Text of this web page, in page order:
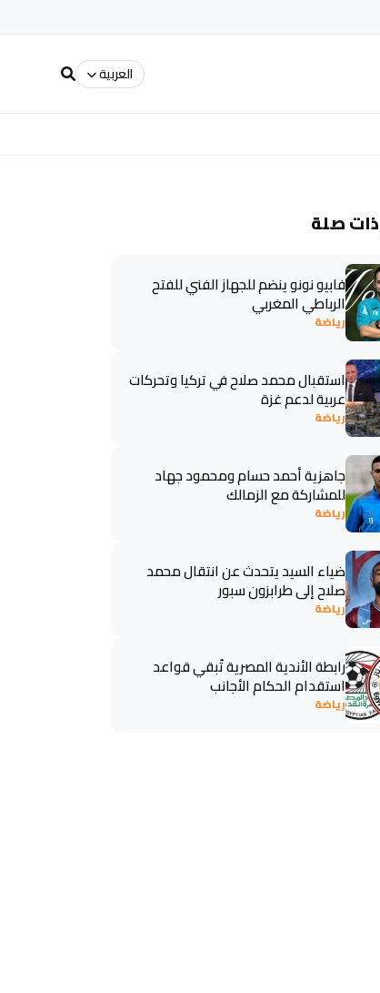
العربية
ذات صلة
فابيو نونو ينضم للجهاز الفني للفتح
الرباطي المغربي
رياضة
استقبال محمد صلاح في تركيا وتحركات
عربية لدعم غزة
رياضة
جاهزية أحمد حسام ومحمود جهاد
للمشاركة مع الزمالك
رياضة
ضياء السيد يتحدث عن انتقال محمد
صلاح إلى طرابزون سبور
رياضة
رابطة الأندية المصرية تُبقي قواعد
استقدام الحكام الأجانب
رياضة